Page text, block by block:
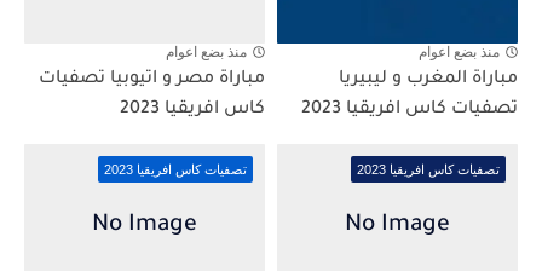
منذ بضع اعوام
مباراة المغرب و ليبيريا
تصفيات كاس افريقيا 2023
منذ بضع اعوام
مباراة مصر و اتيوبيا تصفيات
كاس افريقيا 2023
تصفيات كاس افريقيا 2023 تصفيات كاس افريقيا 2023